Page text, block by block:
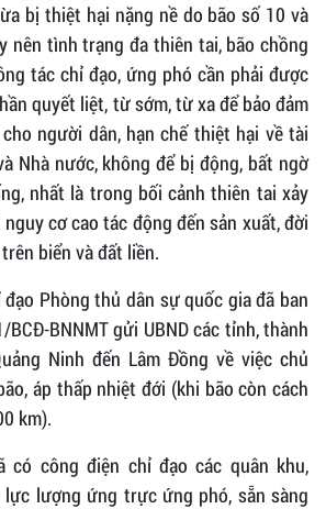
bị thiệt hại nặng nề do bão số 10 và
nên tình trạng đa thiên tai, bão chồng
tác chỉ đạo, ứng phó cần phải được
quyết liệt, từ sớm, từ xa để bảo đảm
người dân, hạn chế thiệt hại về tài
Nhà nước, không để bị động, bất ngờ
nhất là trong bối cảnh thiên tai xảy
cơ cao tác động đến sản xuất, đời
biển và đất liền.
đạo Phòng thủ dân sự quốc gia đã ban
BCĐ-BNNMT gửi UBND các tỉnh, thành
Ninh đến Lâm Đồng về việc chủ
áp thấp nhiệt đới (khi bão còn cách
km).
có công điện chỉ đạo các quân khu,
lực lượng ứng trực ứng phó, sẵn sàng